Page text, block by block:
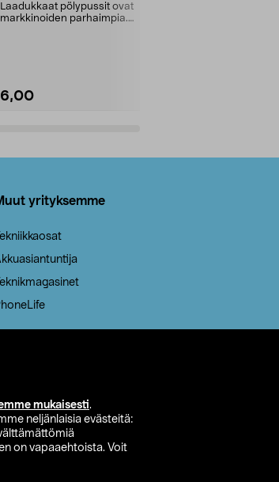
mukaisesti.
neljänlaisia evästeitä:
on vapaaehtoista. Voit
Laadukkaat pölypussit ovat
markkinoiden parhaimpia.
6,00
yrityksemme